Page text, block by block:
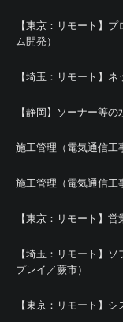
【東京：リモート】
ム開発）
【埼玉：リモート】
【静岡】ソーナー等
施工管理（電気通信工
施工管理（電気通信
【東京：リモート】営
【埼玉：リモート】
プレイ／蕨市）
【東京：リモート】